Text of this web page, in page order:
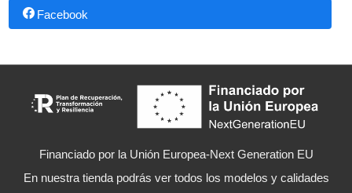
Facebook
Financiado por la Unión Europea-Next Generation EU
En nuestra tienda podrás ver todos los modelos y calidades